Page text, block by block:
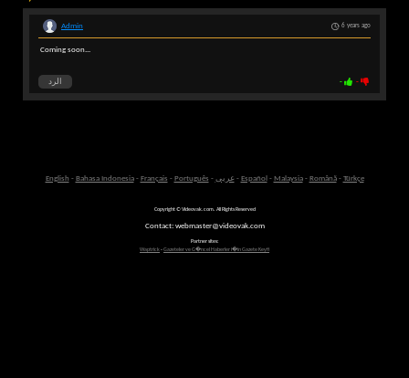
6 years ago
Admin
Coming soon...
- - الرد
English - Bahasa Indonesia- Français - Português - عربى- Español - Malaysia- Română- Türkçe
Copyright © Videovak.com. All Rights Reserved
Contact: webmaster@videovak.com
Partner sites:
Waptrick-Gazeteler ve G�ncel Haberler i�in Gazete Keyfi